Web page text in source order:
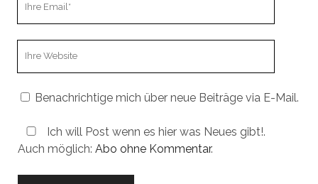
Benachrichtige mich über neue Beiträge via E-Mail.
Ich will Post wenn es hier was Neues gibt!.
Auch möglich: Abo ohne Kommentar.